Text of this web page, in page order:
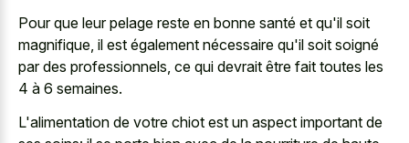
Pour que leur pelage reste en bonne santé et qu'il soit
magnifique, il est également nécessaire qu'il soit soigné
par des professionnels, ce qui devrait être fait toutes les
4 à 6 semaines.
L'alimentation de votre chiot est un aspect important de